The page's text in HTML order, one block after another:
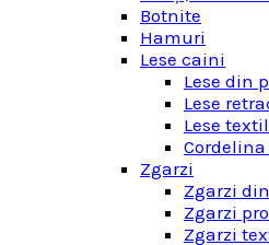
Botnite
Hamuri
Lese caini
Lese din
Lese
Lese
Zgarzi
Zgarzi
Zgarzi
Zgarzi